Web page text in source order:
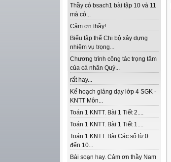
Thầy có bsach1 bài tập 10 và 11
mà có...
Cảm ơn thầy!...
Biểu tập thể Chi bộ xây dựng
nhiệm vụ trọng...
Chương trình công tác trọng tâm
của cá nhân Quý...
rất hay...
Kế hoạch giảng dạy lớp 4 SGK -
KNTT Môn...
Toán 1 KNTT. Bài 1 Tiết 2....
Toán 1 KNTT. Bài 1 Tiết 1....
Toán 1 KNTT. Bài Các số từ 0
đến 10...
Bài soạn hay. Cảm ơn thầy Nam